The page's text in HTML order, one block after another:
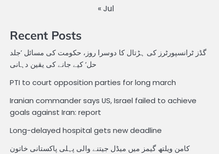
« Jul
Recent Posts
گڈز ٹرانسپورٹرز کی ہڑتال کا دوسرا روز، حکومت کی مسائل ’جلد
حل‘ کیے جانے کی یقین دہانی
PTI to court opposition parties for long march
Iranian commander says US, Israel failed to achieve
goals against Iran: report
Long-delayed hospital gets new deadline
کامن ویلتھ گیمز میں میڈل جیتنے والی پہلی پاکستانی خاتون